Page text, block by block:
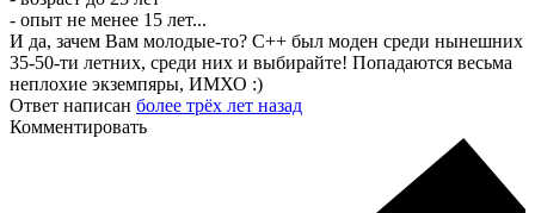
- опыт не менее 15 лет...
И да, зачем Вам молодые-то? С++ был моден среди нынешних
35-50-ти летних, среди них и выбирайте! Попадаются весьма
неплохие экземпяры, ИМХО :)
Ответ написан более трёх лет назад
Комментировать